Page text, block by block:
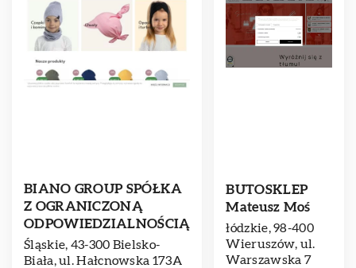
BIANO GROUP SPÓŁKA
Z OGRANICZONĄ
ODPOWIEDZIALNOŚCIĄ
Śląskie, 43-300 Bielsko-
Biała, ul. Hałcnowska 173A
BUTOSKLEP
Mateusz Moś
łódzkie, 98-400
Wieruszów, ul.
Warszawska 7